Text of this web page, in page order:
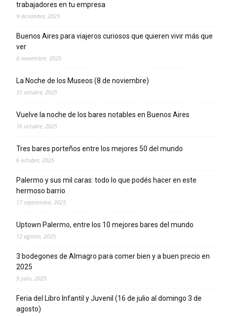
trabajadores en tu empresa
9 diciembre, 2025
Buenos Aires para viajeros curiosos que quieren vivir más que
ver
6 noviembre, 2025
La Noche de los Museos (8 de noviembre)
31 octubre, 2025
Vuelve la noche de los bares notables en Buenos Aires
16 octubre, 2025
Tres bares porteños entre los mejores 50 del mundo
6 octubre, 2025
Palermo y sus mil caras: todo lo que podés hacer en este
hermoso barrio
17 septiembre, 2025
Uptown Palermo, entre los 10 mejores bares del mundo
12 agosto, 2025
3 bodegones de Almagro para comer bien y a buen precio en
2025
9 julio, 2025
Feria del Libro Infantil y Juvenil (16 de julio al domingo 3 de
agosto)